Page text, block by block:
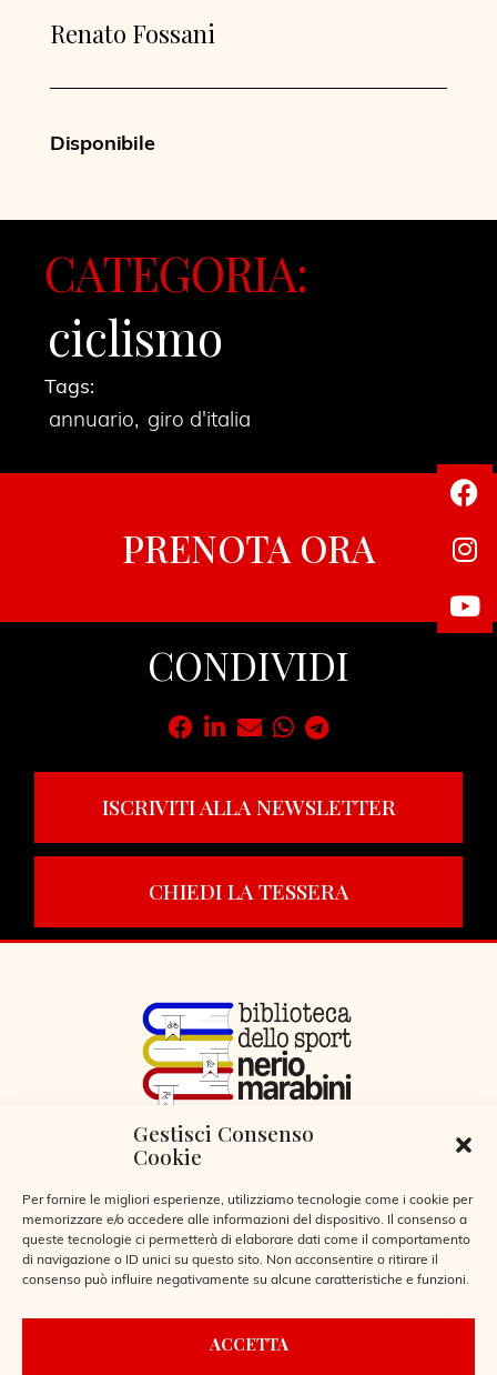
Gestisci Consenso
Cookie
Per fornire le migliori esperienze, utilizziamo tecnologie come i cookie per
memorizzare e/o accedere alle informazioni del dispositivo. Il consenso a
queste tecnologie ci permetterà di elaborare dati come il comportamento
di navigazione o ID unici su questo sito. Non acconsentire o ritirare il
consenso può influire negativamente su alcune caratteristiche e funzioni.
ACCETTA
Renato Fossani
Disponibile
CATEGORIA:
ciclismo
Tags:
annuario, giro d'italia
PRENOTA ORA
CONDIVIDI
ISCRIVITI ALLA NEWSLETTER
CHIEDI LA TESSERA
VIA LIBERTÀ 29, SERIATE (BG)
© 2026
CONTATTI